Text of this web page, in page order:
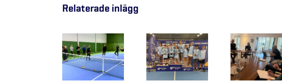
Relaterade inlägg